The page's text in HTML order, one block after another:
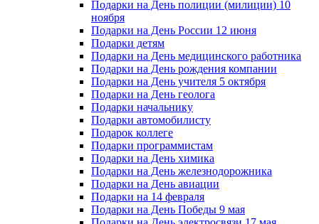
Подарки на День полиции (милиции) 10
ноября
Подарки на День России 12 июня
Подарки детям
Подарки на День медицинского работника
Подарки на День рождения компании
Подарки на День учителя 5 октября
Подарки на День геолога
Подарки начальнику
Подарки автомобилисту
Подарок коллеге
Подарки программистам
Подарки на День химика
Подарки на День железнодорожника
Подарки на День авиации
Подарки на 14 февраля
Подарки на День Победы 9 мая